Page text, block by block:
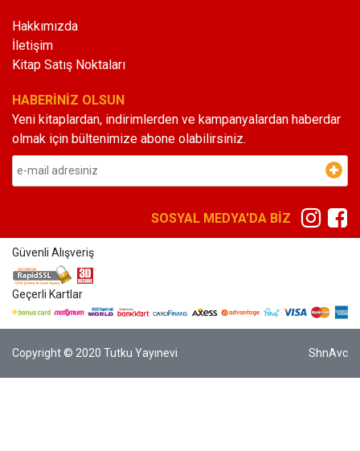
Hakkımızda
İletişim
Kitap Satış Noktaları
HABERİNİZ OLSUN
Yeni kitaplardan, indirimlerden ve kampanyalardan haberdar
olmak için bültenimize abone olabilirsiniz.
SOSYAL MEDYA'DA BİZ
Güvenli Alışveriş
Geçerli Kartlar
Copyright © 2020 Tutku Yayınevi ShnAvc